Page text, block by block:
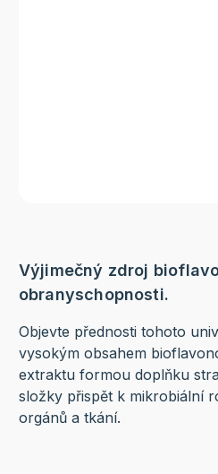
Výjimečný zdroj
obranyschopnosti.
Objevte přednosti tohoto
vysokým obsahem
extraktu formou doplňku
složky přispět k mikrobiální
orgánů a tkání.